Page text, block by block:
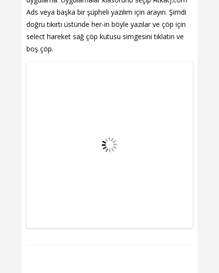
Ads veya başka bir şüpheli yazılım için arayın. Şimdi
doğru tıkırtı üstünde her-in böyle yazılar ve çöp için
select hareket sağ çöp kutusu simgesini tıklatın ve
boş çöp.